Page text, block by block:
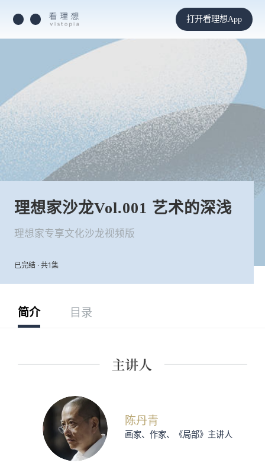
打开看理想App
理想家沙龙Vol.001 艺术的深浅
理想家专享文化沙龙视频版
已完结 · 共1集
简介 目录
陈丹青
画家、作家、《局部》主讲人